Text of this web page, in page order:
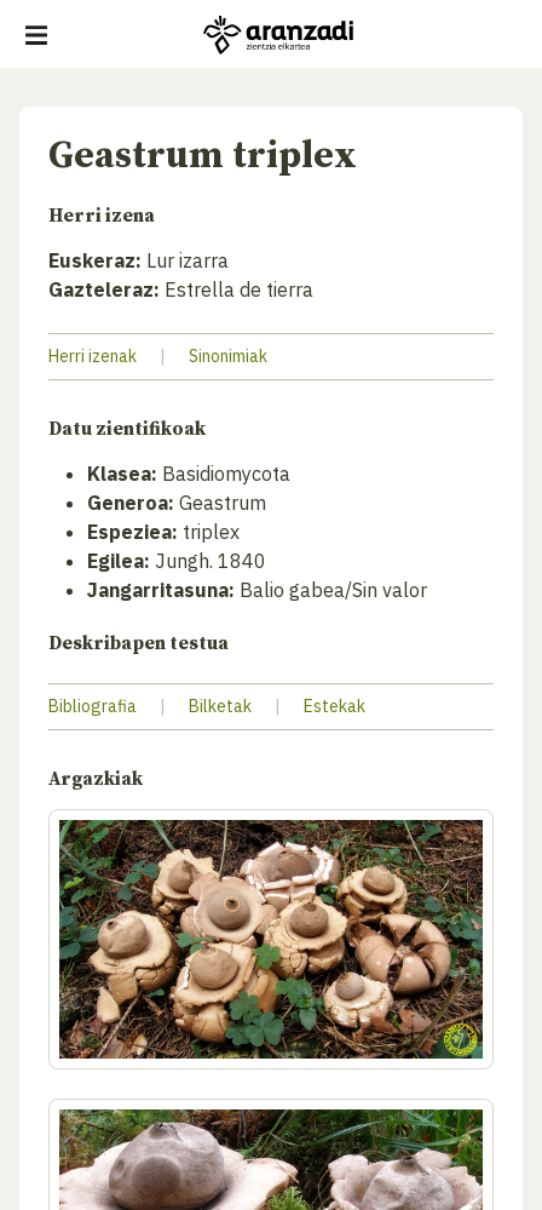
Geastrum triplex
Herri izena
Euskeraz: Lur izarra
Gazteleraz: Estrella de tierra
Herri izenak | Sinonimiak
Datu zientifikoak
Klasea: Basidiomycota
Generoa: Geastrum
Espeziea: triplex
Egilea: Jungh. 1840
Jangarritasuna: Balio gabea/Sin valor
Deskribapen testua
Bibliografia | Bilketak | Estekak
Argazkiak